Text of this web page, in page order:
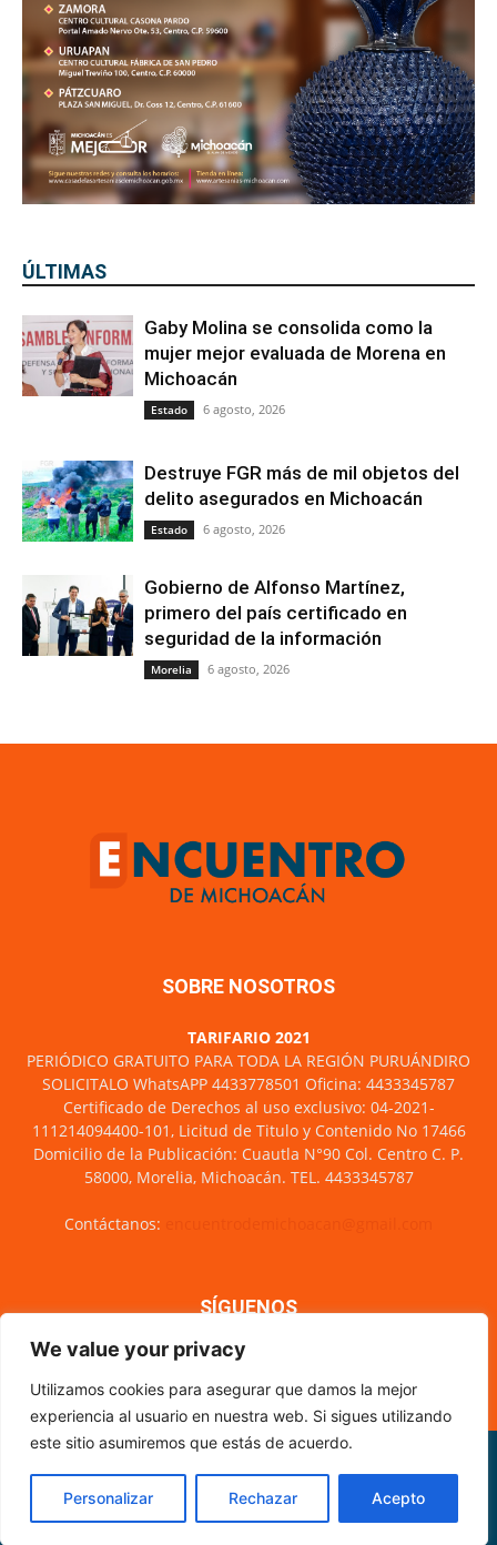
We value your privacy
Utilizamos cookies para asegurar que damos la mejor
experiencia al usuario en nuestra web. Si sigues utilizando
este sitio asumiremos que estás de acuerdo.
Personalizar Rechazar Acepto
ÚLTIMAS
Gaby Molina se consolida como la
mujer mejor evaluada de Morena en
Michoacán
Estado 6 agosto, 2026
Destruye FGR más de mil objetos del
delito asegurados en Michoacán
Estado 6 agosto, 2026
Gobierno de Alfonso Martínez,
primero del país certificado en
seguridad de la información
Morelia 6 agosto, 2026
SOBRE NOSOTROS
TARIFARIO 2021
PERIÓDICO GRATUITO PARA TODA LA REGIÓN PURUÁNDIRO
SOLICITALO WhatsAPP 4433778501 Oficina: 4433345787
Certificado de Derechos al uso exclusivo: 04-2021-
111214094400-101, Licitud de Titulo y Contenido No 17466
Domicilio de la Publicación: Cuautla N°90 Col. Centro C. P.
58000, Morelia, Michoacán. TEL. 4433345787
Contáctanos:
SÍGUENOS
Nosotros
CÓDIGO DE ÉTICA PERIODÍSTICA
XML Sitemap
© Encuentro de Michoacán - 2021